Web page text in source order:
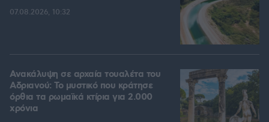
07.08.2026, 10:32
Ανακάλυψη σε αρχαία τουαλέτα του
Αδριανού: Το μυστικό που κράτησε
όρθια τα ρωμαϊκά κτίρια για 2.000
χρόνια